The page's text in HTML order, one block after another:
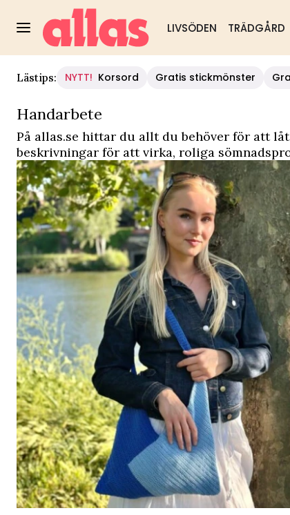
LIVSÖDEN TRÄDGÅRD
Allas - Handarbete - mönster, beskrivningar och tips
Lästips: NYTT! Korsord Gratis stickmönster
Handarbete
På allas.se hittar du allt du behöver för att
beskrivningar för attvirka, roliga
Har du skapat något efter våra mönster? Du